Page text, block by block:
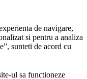
de navigare,
si pentru a analiza
sunteti de acord cu
ul sa functioneze